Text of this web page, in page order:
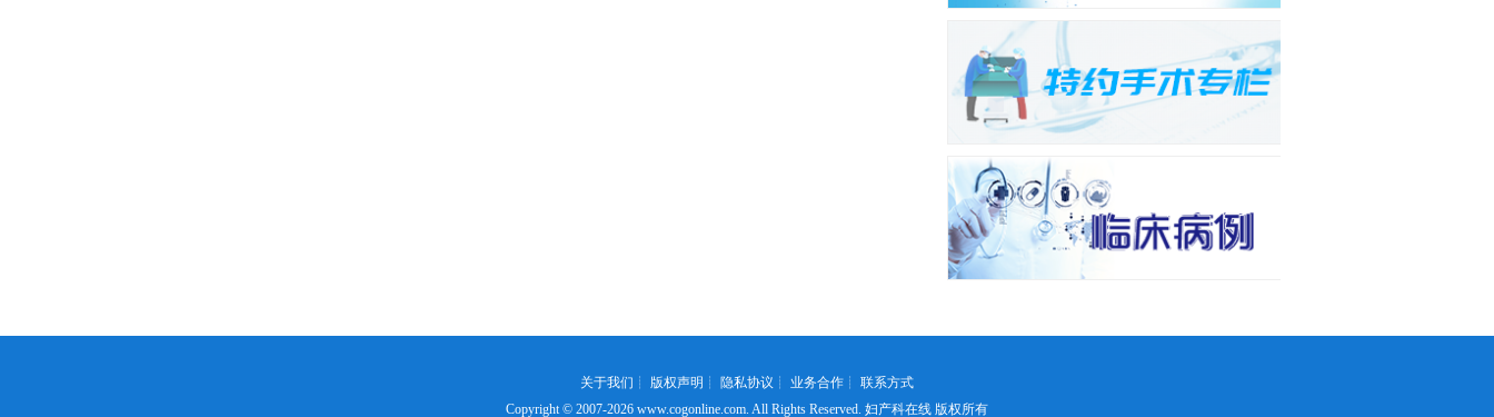
关于我们 ┊ 版权声明 ┊ 隐私协议 ┊ 业务合作 ┊ 联系方式
Copyright © 2007-2026 www.cogonline.com. All Rights Reserved. 妇产科在线 版权所有